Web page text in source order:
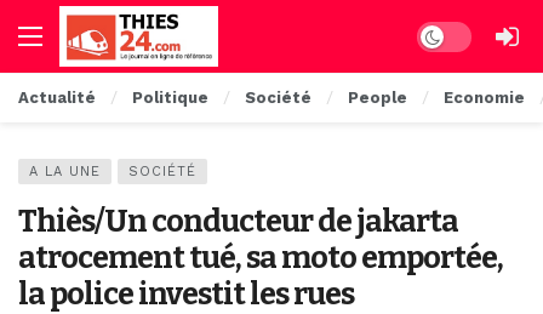
Dark mode
Actualité Politique Société People Economie
A LA UNE SOCIÉTÉ
Thiès/Un conducteur de jakarta
atrocement tué, sa moto emportée,
la police investit les rues